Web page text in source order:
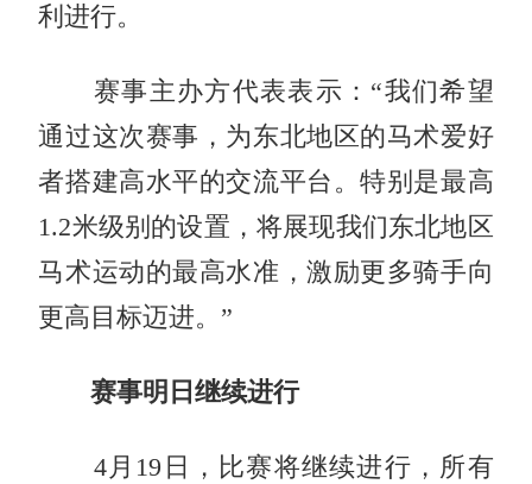
利进行。
赛事主办方代表表示：“我们希望
通过这次赛事，为东北地区的马术爱好
者搭建高水平的交流平台。特别是最高
1.2米级别的设置，将展现我们东北地区
马术运动的最高水准，激励更多骑手向
更高目标迈进。”
赛事明日继续进行
4月19日，比赛将继续进行，所有